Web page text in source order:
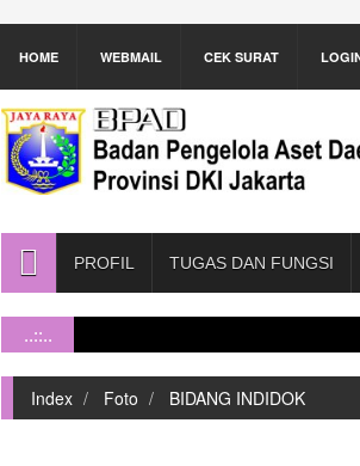
HOME WEBMAIL CEK SURAT
PROFIL TUGAS DAN FUNGSI
..::..
Index Foto BIDANG INDIDOK